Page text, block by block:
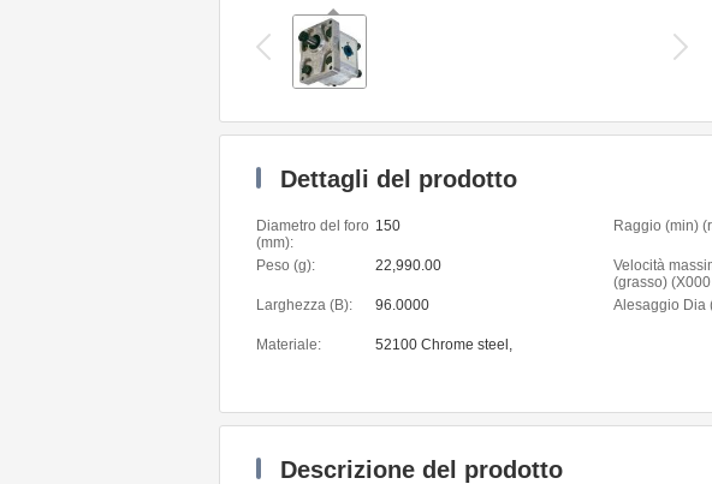
Dettagli del prodotto
Diametro del foro
(mm):
150 Raggio (min)
Peso (g): 22,990.00
Velocità
(grasso) (X000
RPM):
Larghezza (B): 96.0000 Alesaggio Dia
Materiale: 52100 Chrome steel,
Descrizione del prodotto